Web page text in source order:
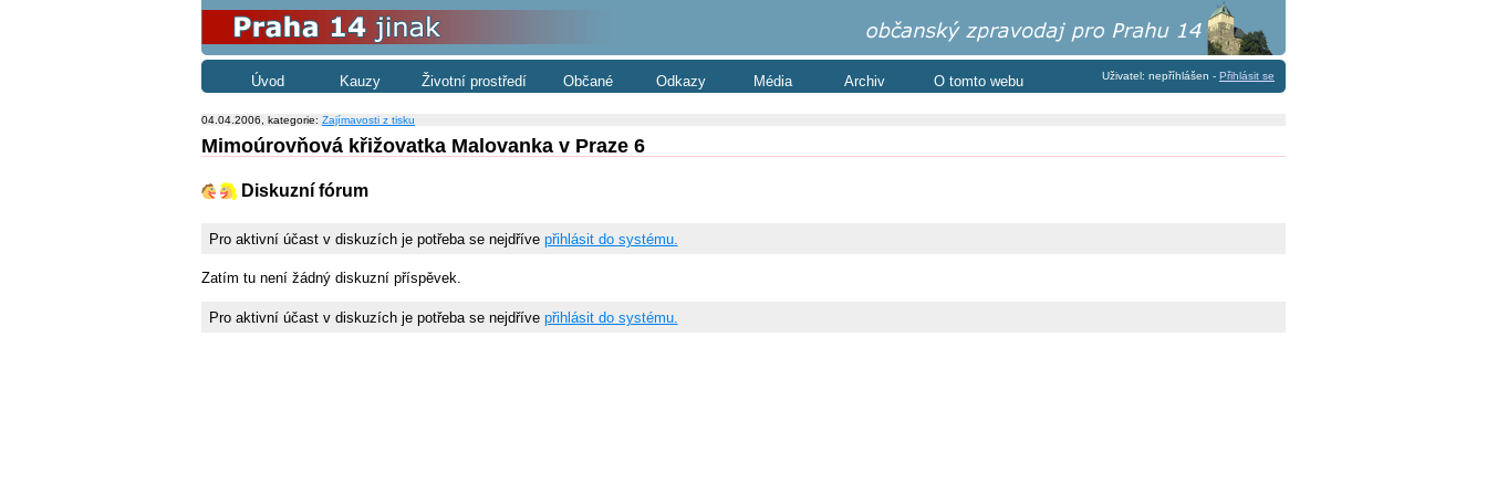
Úvod Kauzy Životní prostředí Občané Odkazy Média Archiv O tomto webu
04.04.2006, kategorie: Zajímavosti z tisku
Mimoúrovňová křižovatka Malovanka v Praze 6
Diskuzní fórum
Pro aktivní účast v diskuzích je potřeba se nejdříve přihlásit do systému.
Zatím tu není žádný diskuzní příspěvek.
Pro aktivní účast v diskuzích je potřeba se nejdříve přihlásit do systému.
Uživatel: nepříhlášen - Přihlásit se